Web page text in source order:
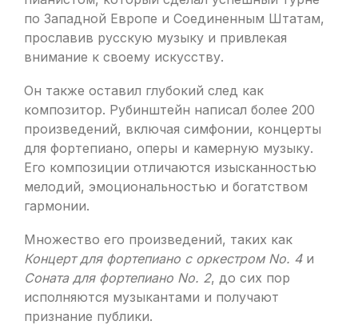
по Западной Европе и Соединенным Штатам,
прославив русскую музыку и привлекая
внимание к своему искусству.
Он также оставил глубокий след как
композитор. Рубинштейн написал более 200
произведений, включая симфонии, концерты
для фортепиано, оперы и камерную музыку.
Его композиции отличаются изысканностью
мелодий, эмоциональностью и богатством
гармонии.
Множество его произведений, таких как
Концерт для фортепиано с оркестром No. 4и
Соната для фортепиано No. 2, до сих пор
исполняются музыкантами и получают
признание публики.